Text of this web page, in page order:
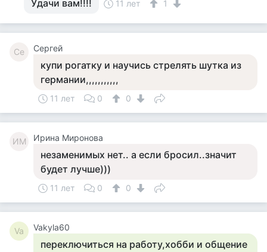
Удачи вам!!!! 11 лет 1
Се Сергей
купи рогатку и научись стрелять шутка из
германии,,,,,,,,,,,
11 лет 0 0
ИМ Ирина Миронова
незаменимых нет.. а если бросил..значит
будет лучше)))
11 лет 0 0
Va Vakyla60
переключиться на работу,хобби и общение